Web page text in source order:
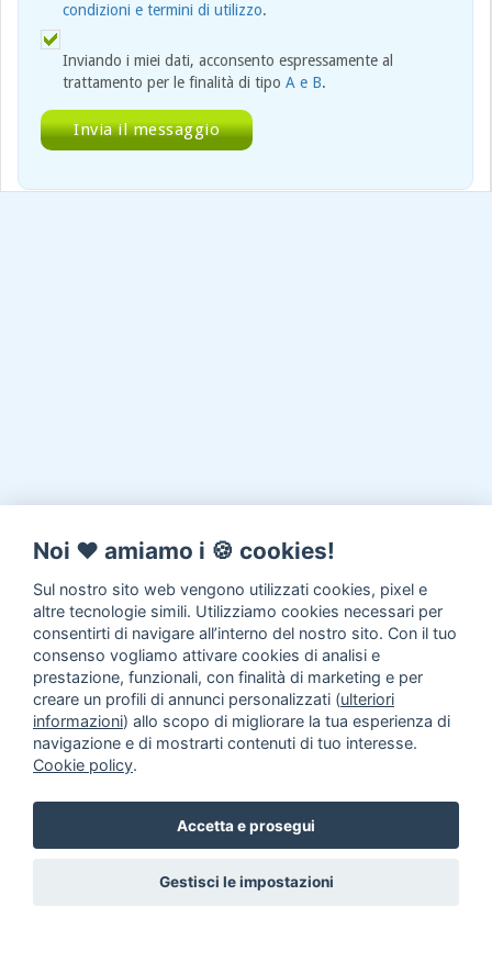
condizioni e termini di utilizzo.
Inviando i miei dati, acconsento espressamente al
trattamento per le finalità di tipo A e B.
Annunci animali in Adozione
Noi ♥️ amiamo i 🍪 cookies!
Sul nostro sito web vengono utilizzati cookies, pixel e
altre tecnologie simili. Utilizziamo cookies necessari per
consentirti di navigare all’interno del nostro sito. Con il tuo
consenso vogliamo attivare cookies di analisi e
prestazione, funzionali, con finalità di marketing e per
creare un profili di annunci personalizzati (ulteriori
informazioni) allo scopo di migliorare la tua esperienza di
navigazione e di mostrarti contenuti di tuo interesse.
Cookie policy.
Accetta e prosegui
Gestisci le impostazioni